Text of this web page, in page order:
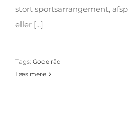
stort sportsarrangement,
eller [...]
Tags: Gode råd
Læs mere